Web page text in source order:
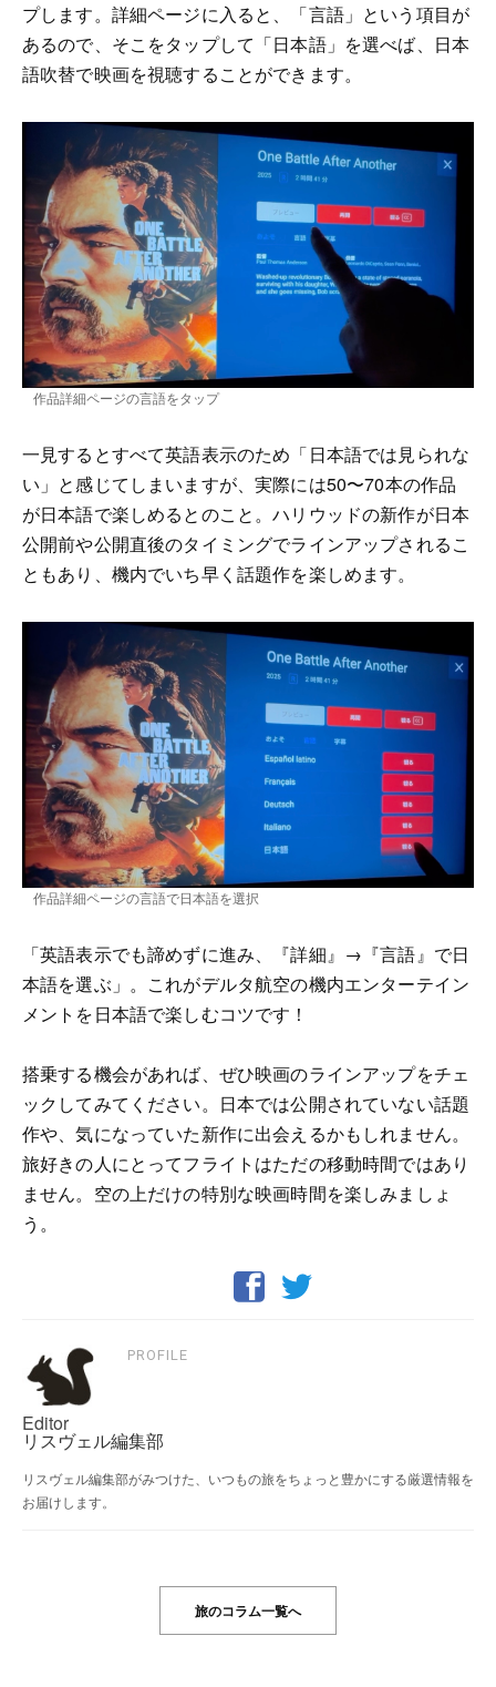
プします。詳細ページに入ると、「言語」という項目が
あるので、そこをタップして「日本語」を選べば、日本
語吹替で映画を視聴することができます。
作品詳細ページの言語をタップ
一見するとすべて英語表示のため「日本語では見られな
い」と感じてしまいますが、実際には50〜70本の作品
が日本語で楽しめるとのこと。ハリウッドの新作が日本
公開前や公開直後のタイミングでラインアップされるこ
ともあり、機内でいち早く話題作を楽しめます。
作品詳細ページの言語で日本語を選択
「英語表示でも諦めずに進み、『詳細』→『言語』で日
本語を選ぶ」。これがデルタ航空の機内エンターテイン
メントを日本語で楽しむコツです！
搭乗する機会があれば、ぜひ映画のラインアップをチェ
ックしてみてください。日本では公開されていない話題
作や、気になっていた新作に出会えるかもしれません。
旅好きの人にとってフライトはただの移動時間ではあり
ません。空の上だけの特別な映画時間を楽しみましょ
う。
PROFILE
Editor
リスヴェル編集部
リスヴェル編集部がみつけた、いつもの旅をちょっと豊かにする厳選情報を
お届けします。
旅のコラム一覧へ